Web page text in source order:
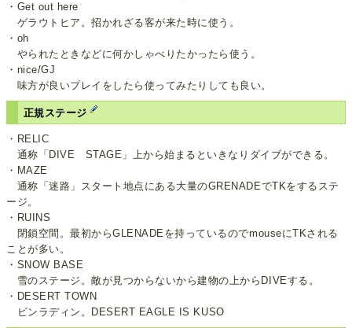
・Get out here
ゲラウトヒア。招かれざる客が来た時に使う。
・oh
やられたときなどに何かしゃべりたかったら使う。
・nice/GJ
味方が良いプレイをしたら使ってみたりしても良い。
正規ステージ
・RELIC
通称「DIVE STAGE」上から始まるといきなりダイブができる。
・MAZE
通称「迷路」スタート地点にある大量のGRENADEでTKをするステ
ージ。
・RUINS
閉鎖空間。最初からGLENADEを持っているのでmouseにTKされる
ことが多い。
・SNOW BASE
雪のステージ。敵が見つからないから建物の上からDIVEする。
・DESERT TOWN
ビンラディン。DESERT EAGLE IS KUSO